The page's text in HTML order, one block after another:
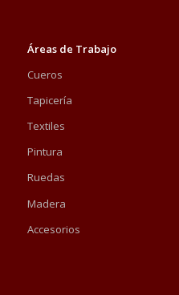
Áreas de Trabajo
Cueros
Tapicería
Textiles
Pintura
Ruedas
Madera
Accesorios